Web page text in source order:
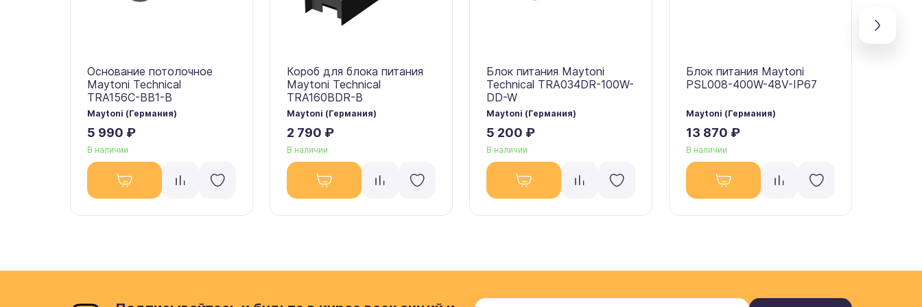
Основание потолочное
Maytoni Technical
TRA156C-BB1-B
Maytoni (Германия)
5 990 ₽
В наличии
Короб для блока питания
Maytoni Technical
TRA160BDR-B
Maytoni (Германия)
2 790 ₽
В наличии
Блок питания Maytoni
Technical TRA034DR-100W-
DD-W
Maytoni (Германия)
5 200 ₽
В наличии
Блок питания Maytoni
PSL008-400W-48V-IP67
Maytoni (Германия)
13 870 ₽
В наличии